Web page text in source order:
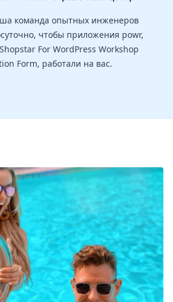
команда опытных инженеров
чтобы приложения powr,
For WordPress Workshop
Form, работали на вас.